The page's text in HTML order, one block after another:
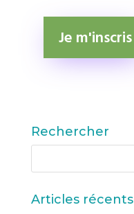
Je m'inscris
Rechercher
Articles récents